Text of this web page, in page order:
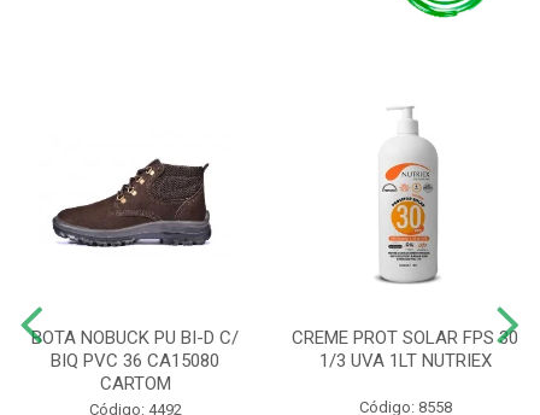
BOTA NOBUCK PU BI-D C/
BIQ PVC 36 CA15080
CARTOM
Código: 4492
CREME PROT SOLAR FPS 30
1/3 UVA 1LT NUTRIEX
Código: 8558